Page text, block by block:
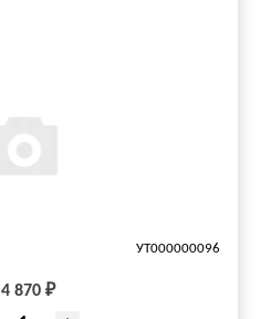
УТ000000096
4 870 ₽